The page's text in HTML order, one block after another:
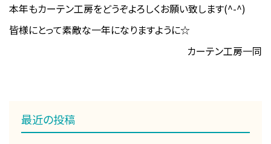
本年もカーテン工房をどうぞよろしくお願い致します(^-^)
皆様にとって素敵な一年になりますように☆
カーテン工房一同
最近の投稿